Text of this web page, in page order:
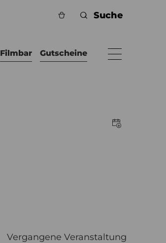
Filmbar Gutscheine
Vergangene Veranstaltung